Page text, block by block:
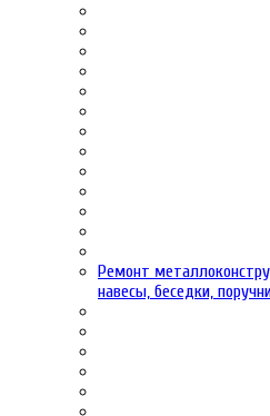
Ремонт
навесы, беседки,